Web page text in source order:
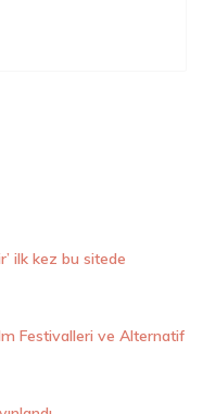
ilk kez bu sitede
Festivalleri ve Alternatif